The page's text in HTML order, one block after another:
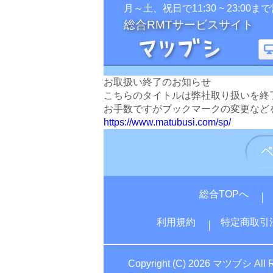
月～土、祝日で11:30 ~ 23:00まで
総合RMTサービスサイト
お取扱い終了のお知らせ
こちらのタイトルは弊社取り扱いを
お手数ですがブックマークの変更な
https://www.matubusi.com/sp/
総合TOPへ
利用規約 特定商取引
Copyright (C) 2026 マツブシ All